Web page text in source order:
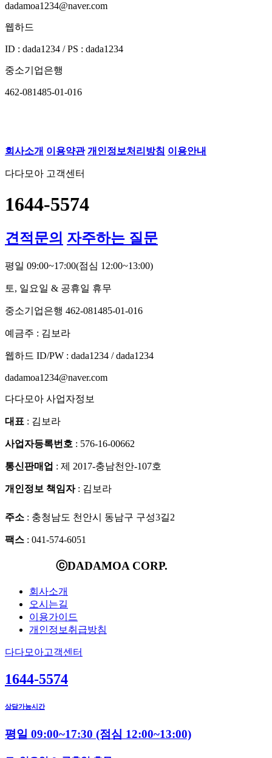
dadamoa1234@naver.com
웹하드
ID : dada1234 / PS : dada1234
중소기업은행
462-081485-01-016
회사소개 이용약관 개인정보처리방침 이용안내
다다모아 고객센터
1644-5574
견적문의 자주하는 질문
평일 09:00~17:00(점심 12:00~13:00)
토, 일요일 & 공휴일 휴무
중소기업은행 462-081485-01-016
예금주 : 김보라
웹하드 ID/PW : dada1234 / dada1234
dadamoa1234@naver.com
다다모아 사업자정보
대표 : 김보라
사업자등록번호 : 576-16-00662
통신판매업 : 제 2017-충남천안-107호
개인정보 책임자: 김보라
주소 : 충청남도 천안시 동남구 구성3길2
팩스 : 041-574-6051
ⓒDADAMOA CORP.
회사소개
오시는길
이용가이드
개인정보취급방침
다다모아고객센터
1644-5574
상담가능시간
평일 09:00~17:30 (점심 12:00~13:00)